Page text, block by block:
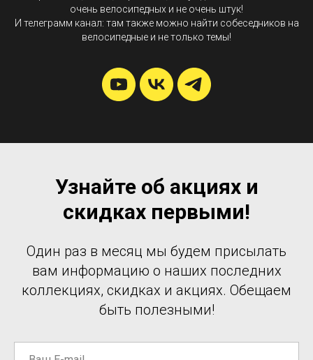
очень велосипедных и не очень штук!
И телеграмм канал: там также можно найти собеседников на
велосипедные и не только темы!
Узнайте об акциях и
скидках первыми!
Один раз в месяц мы будем присылать
вам информацию о наших последних
коллекциях, скидках и акциях. Обещаем
быть полезными!